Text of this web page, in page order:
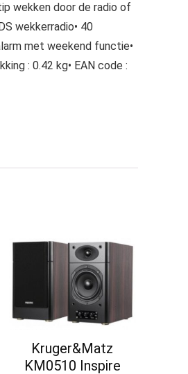
wekken door de radio of
wekkerradio• 40
met weekend functie•
: 0.42 kg• EAN code :
Kruger&Matz
KM0510 Inspire